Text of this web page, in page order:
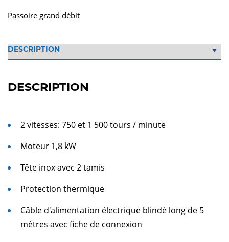
Passoire grand débit
DESCRIPTION
2 vitesses: 750 et 1 500 tours / minute
Moteur 1,8 kW
Tête inox avec 2 tamis
Protection thermique
Câble d'alimentation électrique blindé long de 5
mètres avec fiche de connexion